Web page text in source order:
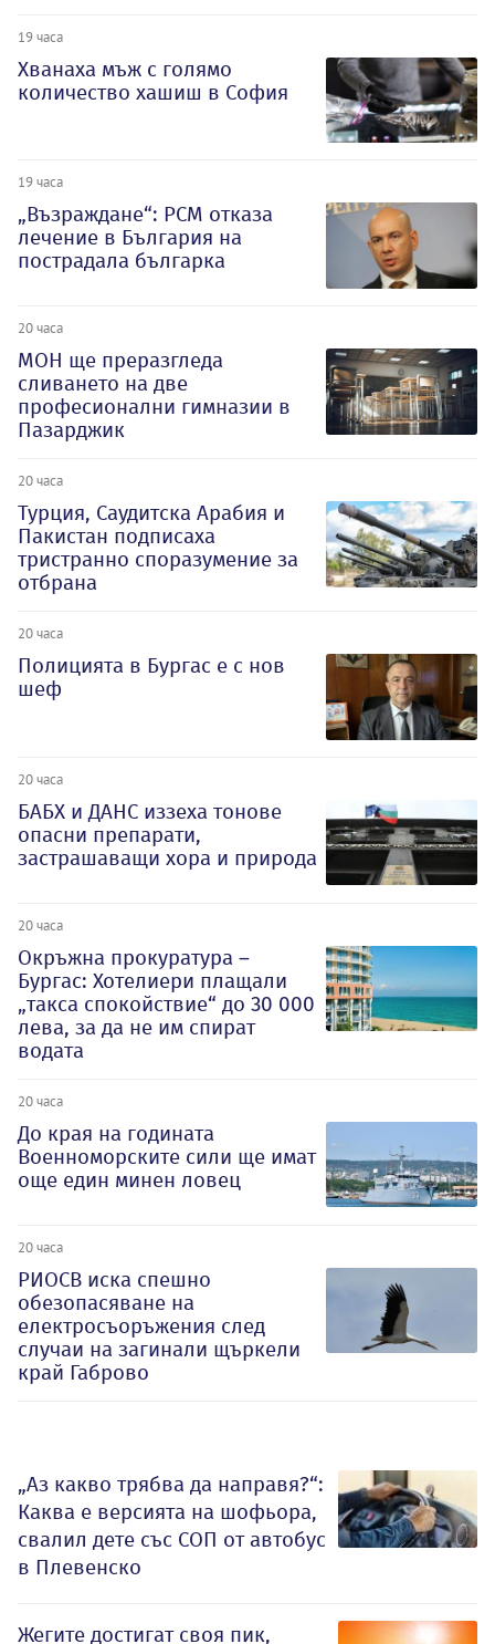
19 часа
Хванаха мъж с голямо
количество хашиш в София
19 часа
„Възраждане“: РСМ отказа
лечение в България на
пострадала българка
20 часа
МОН ще преразгледа
сливането на две
професионални гимназии в
Пазарджик
20 часа
Турция, Саудитска Арабия и
Пакистан подписаха
тристранно споразумение за
отбрана
20 часа
Полицията в Бургас е с нов
шеф
20 часа
БАБХ и ДАНС иззеха тонове
опасни препарати,
застрашаващи хора и природа
20 часа
Окръжна прокуратура –
Бургас: Хотелиери плащали
„такса спокойствие“ до 30 000
лева, за да не им спират
водата
20 часа
До края на годината
Военноморските сили ще имат
още един минен ловец
20 часа
РИОСВ иска спешно
обезопасяване на
електросъоръжения след
случаи на загинали щъркели
край Габрово
„Аз какво трябва да направя?“:
Каква е версията на шофьора,
свалил дете със СОП от автобус
в Плевенско
Жегите достигат своя пик,